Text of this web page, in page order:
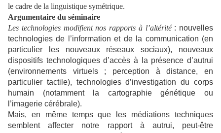
le cadre de la linguistique symétrique.
Argumentaire du séminaire
Les technologies modifient nos rapports à l’altérité: nouvelles
technologies de l’information et de la communication (en
particulier les nouveaux réseaux sociaux), nouveaux
dispositifs technologiques d’accès à la présence d’autrui
(environnements virtuels ; perception à distance, en
particulier tactile), technologies d’investigation du corps
humain (notamment la cartographie génétique ou
l’imagerie cérébrale).
Mais, en même temps que les médiations techniques
semblent affecter notre rapport à autrui, peut-être